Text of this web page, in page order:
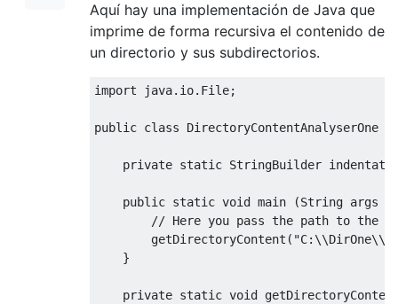
Aquí hay una implementación de Java que
imprime de forma recursiva el contenido de
un directorio y sus subdirectorios.
import java. io. File;
public class DirectoryContentAnalyserOne
private static StringBuilder
public static void main (String args
// Here you pass the path to the
        getDirectoryContent
(
}
private static void